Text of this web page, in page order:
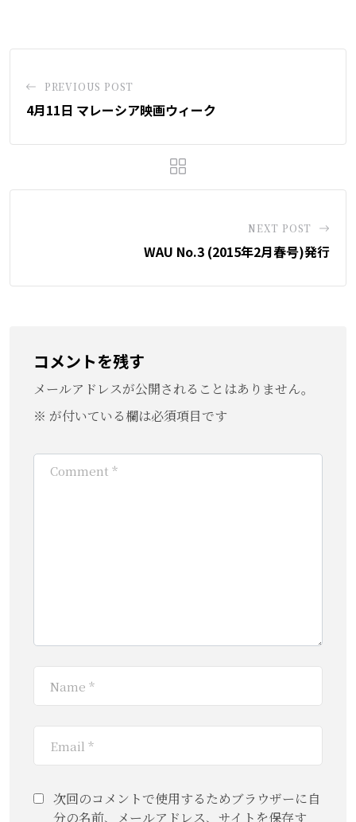
PREVIOUS POST
4月11日 マレーシア映画ウィーク
NEXT POST
WAU No.3 (2015年2月春号)発行
コメントを残す
メールアドレスが公開されることはありません。
※ が付いている欄は必須項目です
次回のコメントで使用するためブラウザーに自
分の名前、メールアドレス、サイトを保存す